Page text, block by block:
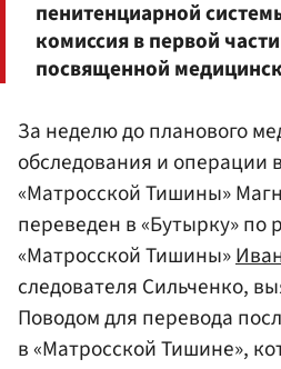
пенитенциарной
комиссия в первой
посвященной
За неделю до планового
обследования и операции
«Матросской Тишины»
переведен в «Бутырку»
«Матросской Тишины»
следователя Сильченко,
Поводом для перевода
в «Матросской Тишине»,